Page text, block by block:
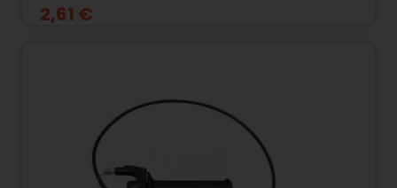
2,61 €